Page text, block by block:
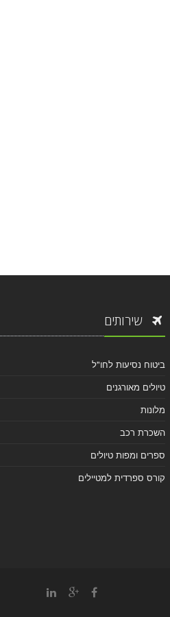
שירותים
ביטוח נסיעות לחו"ל
טיולים מאורגנים
מלונות
השכרת רכב
ספרים ומפות טיולים
קורס ספרדית למטיילים